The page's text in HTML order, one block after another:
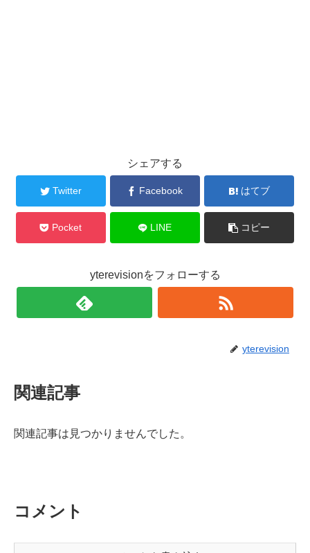
シェアする
Twitter Facebook はてブ
Pocket LINE コピー
yterevisionをフォローする
yterevision
関連記事
関連記事は見つかりませんでした。
コメント